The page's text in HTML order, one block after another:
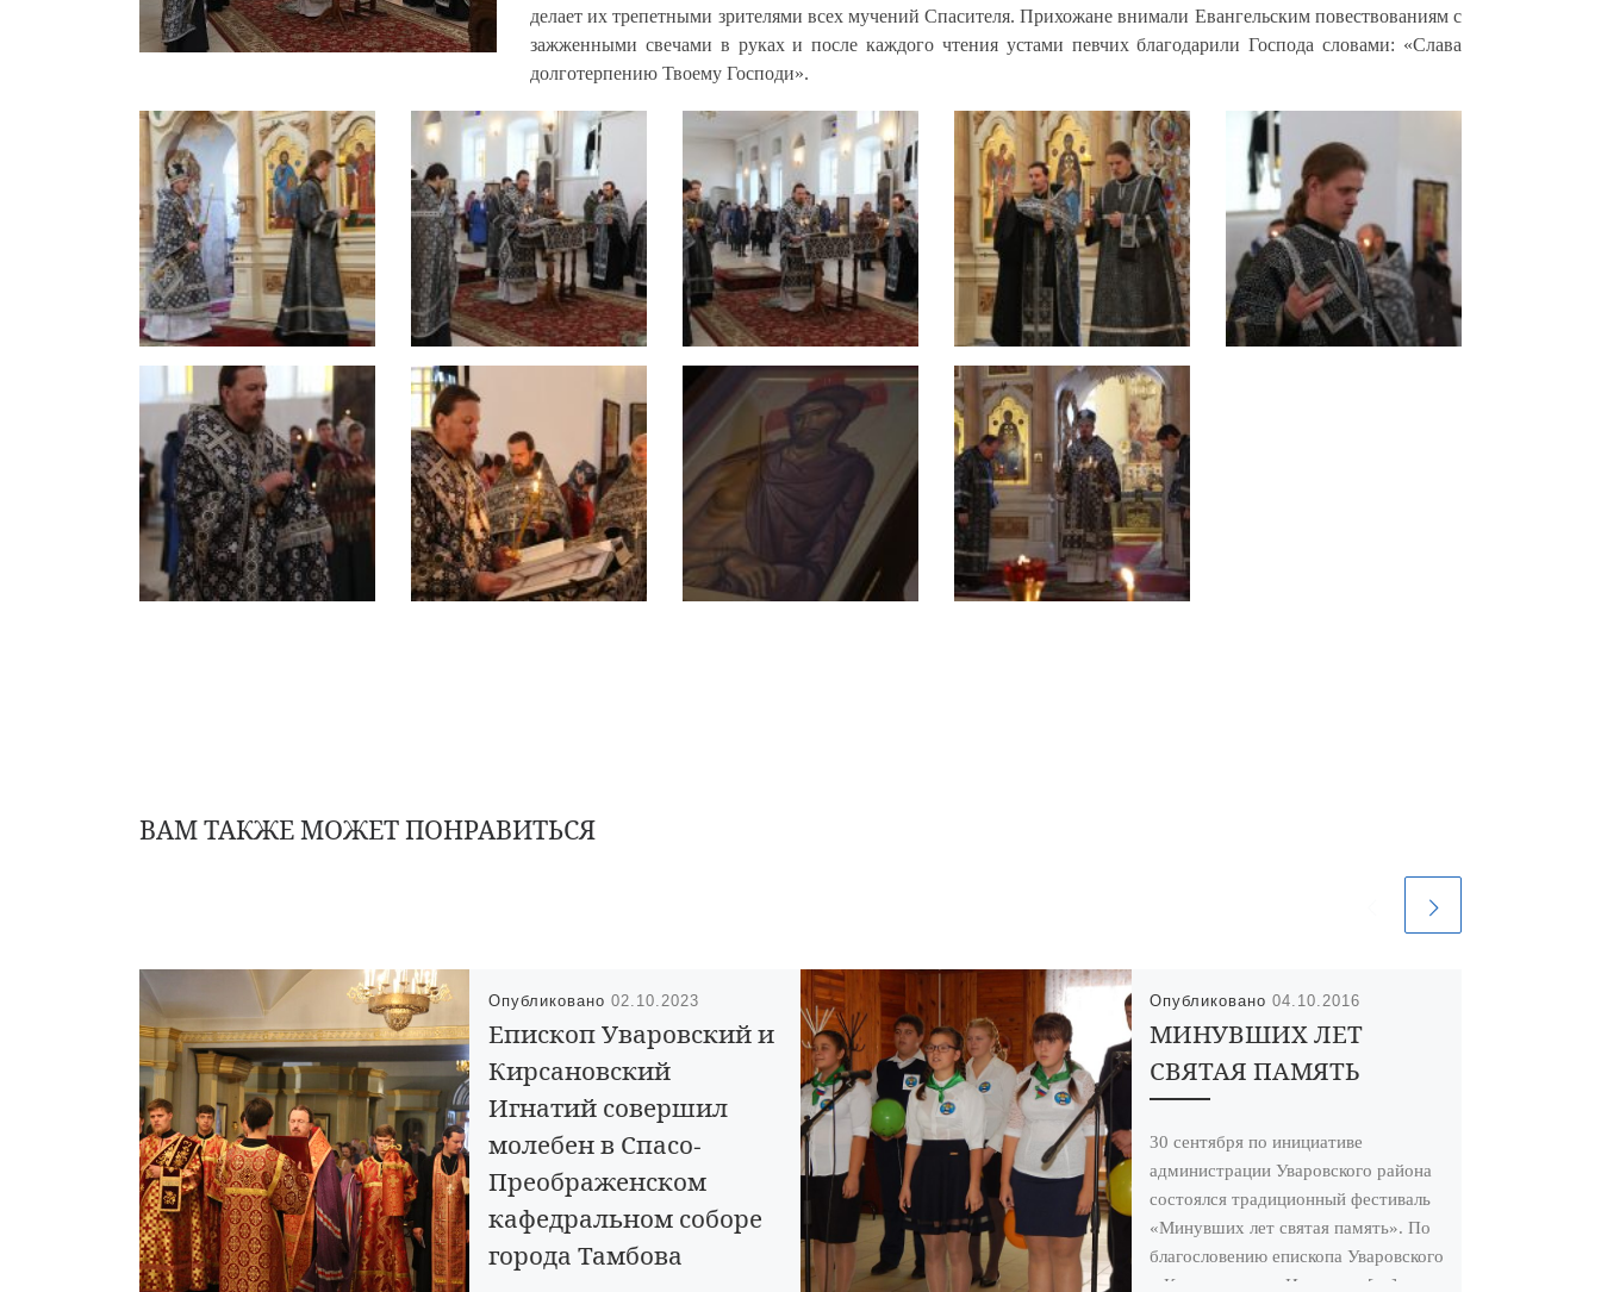
делает их трепетными зрителями всех мучений Спасителя. Прихожане внимали Евангельским повествованиям с
зажженными свечами в руках и после каждого чтения устами певчих благодарили Господа словами: «Слава
долготерпению Твоему Господи».
ВАМ ТАКЖЕ МОЖЕТ ПОНРАВИТЬСЯ
Опубликовано 02.10.2023
Епископ Уваровский и
Кирсановский
Игнатий совершил
молебен в Спасо-
Преображенском
кафедральном соборе
города Тамбова
Опубликовано 04.10.2016
МИНУВШИХ ЛЕТ
СВЯТАЯ ПАМЯТЬ
30 сентября по инициативе
администрации Уваровского района
состоялся традиционный фестиваль
«Минувших лет святая память». По
благословению епископа Уваровского
и Кирсановского Игнатия в […]